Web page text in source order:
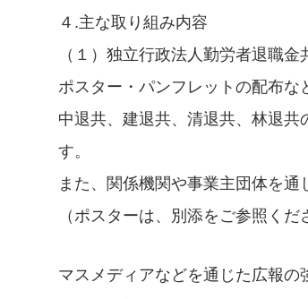
４.主な取り組み内容
（１）独立行政法人勤労者退職金
ポスター・パンフレットの配布な
中退共、建退共、清退共、林退
す。
また、関係機関や事業主団体を通
（ポスターは、別添をご参照くだ
マスメディアなどを通じた広報の